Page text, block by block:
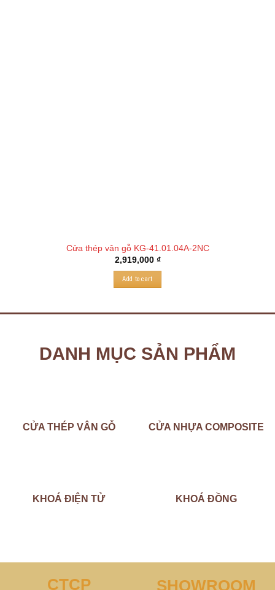
Cửa thép vân gỗ KG-41.01.04A-2NC
2,919,000 ₫
Add to cart
DANH MỤC SẢN PHẨM
CỬA THÉP VÂN GỖ CỬA NHỰA COMPOSITE
KHOÁ ĐIỆN TỬ KHOÁ ĐỒNG
CTCP
SHOWROOM